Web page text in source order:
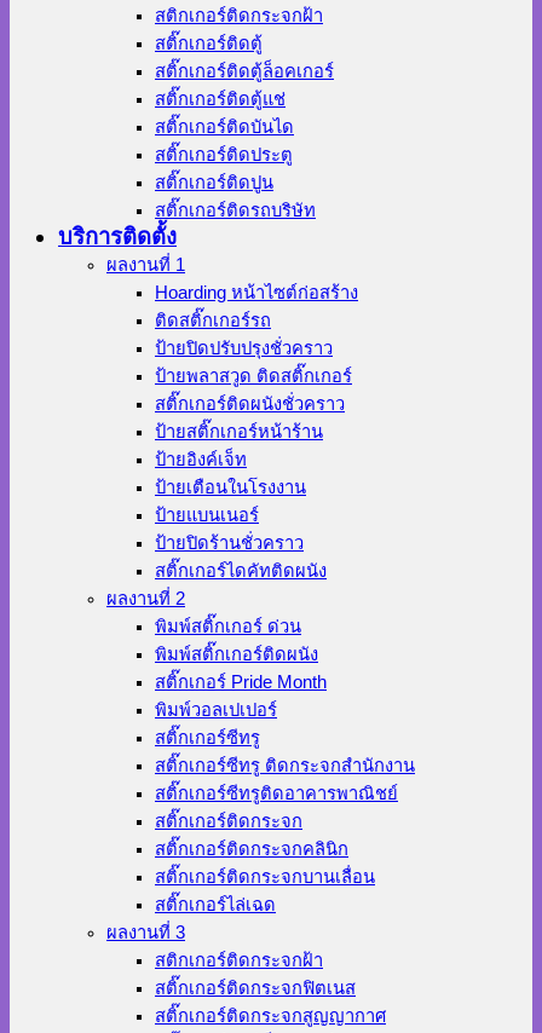
สติกเกอร์ติดกระจกฝ้า
สติ๊กเกอร์ติดตู้
สติ๊กเกอร์ติดตู้ล็อคเกอร์
สติ๊กเกอร์ติดตู้แช่
สติ๊กเกอร์ติดบันได
สติ๊กเกอร์ติดประตู
สติ๊กเกอร์ติดปูน
สติ๊กเกอร์ติดรถบริษัท
บริการติดตั้ง
ผลงานที่ 1
Hoarding หน้าไซต์ก่อสร้าง
ติดสติ๊กเกอร์รถ
ป้ายปิดปรับปรุงชั่วคราว
ป้ายพลาสวูด ติดสติ๊กเกอร์
สติ๊กเกอร์ติดผนังชั่วคราว
ป้ายสติ๊กเกอร์หน้าร้าน
ป้ายอิงค์เจ็ท
ป้ายเตือนในโรงงาน
ป้ายแบนเนอร์
ป้ายปิดร้านชั่วคราว
สติ๊กเกอร์ไดคัทติดผนัง
ผลงานที่ 2
พิมพ์สติ๊กเกอร์ ด่วน
พิมพ์สติ๊กเกอร์ติดผนัง
สติ๊กเกอร์ Pride Month
พิมพ์วอลเปเปอร์
สติ๊กเกอร์ซีทรู
สติ๊กเกอร์ซีทรู ติดกระจกสำนักงาน
สติ๊กเกอร์ซีทรูติดอาคารพาณิชย์
สติ๊กเกอร์ติดกระจก
สติ๊กเกอร์ติดกระจกคลินิก
สติ๊กเกอร์ติดกระจกบานเลื่อน
สติ๊กเกอร์ไล่เฉด
ผลงานที่ 3
สติกเกอร์ติดกระจกฝ้า
สติ๊กเกอร์ติดกระจกฟิตเนส
สติ๊กเกอร์ติดกระจกสูญญากาศ